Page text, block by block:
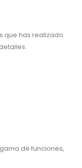
que has realizado.
de funciones,